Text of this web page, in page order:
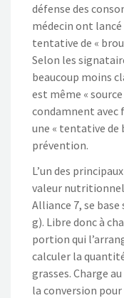
défense des
médecin ont lancé
tentative de «
Selon les
beaucoup moins
est même «
condamnent avec
une « tentative de
prévention.
L’un des
valeur
Alliance 7, se
g). Libre donc à
portion qui
calculer la
grasses. Charge
la conversion